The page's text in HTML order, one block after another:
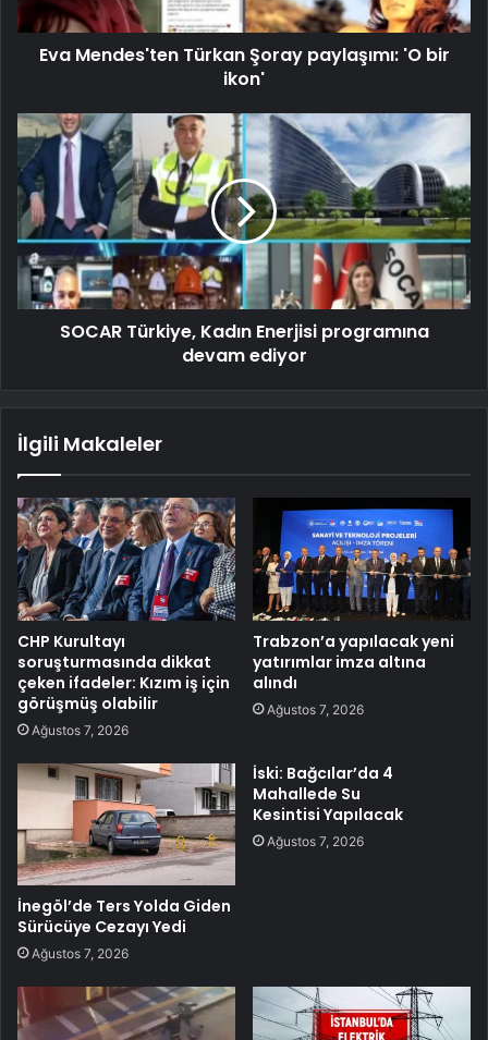
Eva Mendes'ten Türkan Şoray paylaşımı: 'O bir
ikon'
SOCAR Türkiye, Kadın Enerjisi programına
devam ediyor
İlgili Makaleler
CHP Kurultayı
soruşturmasında dikkat
çeken ifadeler: Kızım iş için
görüşmüş olabilir
Ağustos 7, 2026
Trabzon’a yapılacak yeni
yatırımlar imza altına
alındı
Ağustos 7, 2026
İnegöl’de Ters Yolda Giden
Sürücüye Cezayı Yedi
Ağustos 7, 2026
İski: Bağcılar’da 4
Mahallede Su
Kesintisi Yapılacak
Ağustos 7, 2026